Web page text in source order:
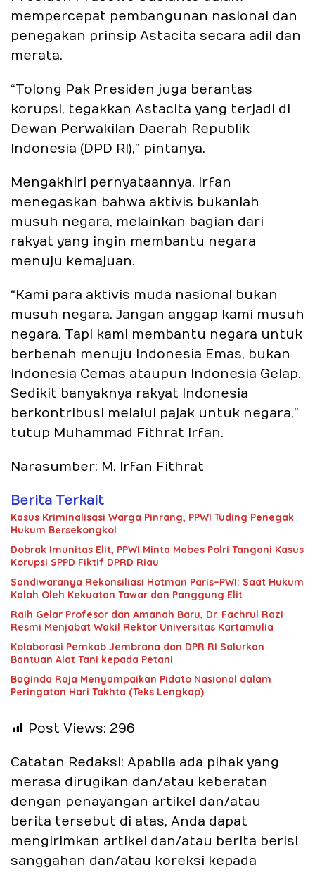
mempercepat pembangunan nasional dan
penegakan prinsip Astacita secara adil dan
merata.
“Tolong Pak Presiden juga berantas
korupsi, tegakkan Astacita yang terjadi di
Dewan Perwakilan Daerah Republik
Indonesia (DPD RI),” pintanya.
Mengakhiri pernyataannya, Irfan
menegaskan bahwa aktivis bukanlah
musuh negara, melainkan bagian dari
rakyat yang ingin membantu negara
menuju kemajuan.
“Kami para aktivis muda nasional bukan
musuh negara. Jangan anggap kami musuh
negara. Tapi kami membantu negara untuk
berbenah menuju Indonesia Emas, bukan
Indonesia Cemas ataupun Indonesia Gelap.
Sedikit banyaknya rakyat Indonesia
berkontribusi melalui pajak untuk negara,”
tutup Muhammad Fithrat Irfan.
Narasumber: M. Irfan Fithrat
Berita Terkait
Kasus Kriminalisasi Warga Pinrang, PPWI Tuding Penegak
Hukum Bersekongkol
Dobrak Imunitas Elit, PPWI Minta Mabes Polri Tangani Kasus
Korupsi SPPD Fiktif DPRD Riau
Sandiwaranya Rekonsiliasi Hotman Paris–PWI: Saat Hukum
Kalah Oleh Kekuatan Tawar dan Panggung Elit
Raih Gelar Profesor dan Amanah Baru, Dr. Fachrul Razi
Resmi Menjabat Wakil Rektor Universitas Kartamulia
Kolaborasi Pemkab Jembrana dan DPR RI Salurkan
Bantuan Alat Tani kepada Petani
Baginda Raja Menyampaikan Pidato Nasional dalam
Peringatan Hari Takhta (Teks Lengkap)
Post Views: 296
Catatan Redaksi: Apabila ada pihak yang
merasa dirugikan dan/atau keberatan
dengan penayangan artikel dan/atau
berita tersebut di atas, Anda dapat
mengirimkan artikel dan/atau berita berisi
sanggahan dan/atau koreksi kepada